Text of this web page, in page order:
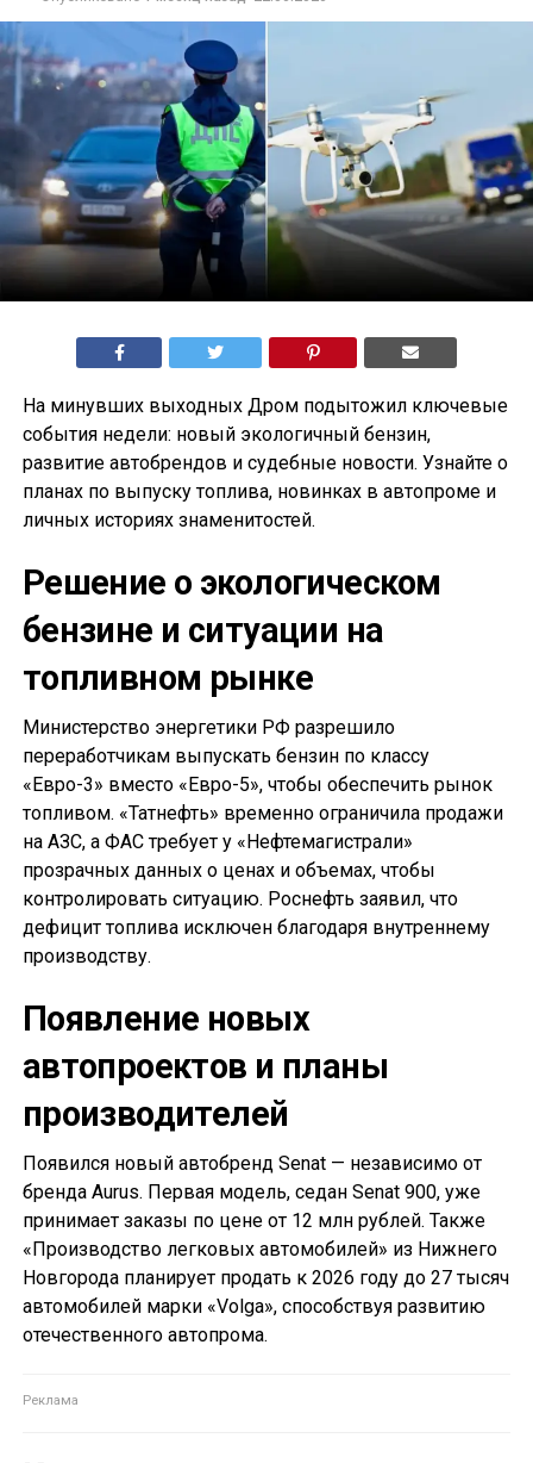
На минувших выходных Дром подытожил ключевые
события недели: новый экологичный бензин,
развитие автобрендов и судебные новости. Узнайте о
планах по выпуску топлива, новинках в автопроме и
личных историях знаменитостей.
Решение о экологическом
бензине и ситуации на
топливном рынке
Министерство энергетики РФ разрешило
переработчикам выпускать бензин по классу
«Евро-3» вместо «Евро-5», чтобы обеспечить рынок
топливом. «Татнефть» временно ограничила продажи
на АЗС, а ФАС требует у «Нефтемагистрали»
прозрачных данных о ценах и объемах, чтобы
контролировать ситуацию. Роснефть заявил, что
дефицит топлива исключен благодаря внутреннему
производству.
Появление новых
автопроектов и планы
производителей
Появился новый автобренд Senat — независимо от
бренда Aurus. Первая модель, седан Senat 900, уже
принимает заказы по цене от 12 млн рублей. Также
«Производство легковых автомобилей» из Нижнего
Новгорода планирует продать к 2026 году до 27 тысяч
автомобилей марки «Volga», способствуя развитию
отечественного автопрома.